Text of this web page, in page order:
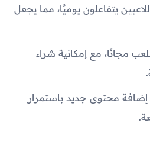
يتفاعلون يوميًا، مما يجعل
مجانًا، مع إمكانية شراء
محتوى جديد باستمرار